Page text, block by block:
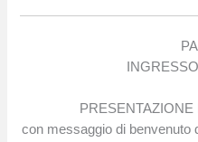
con messaggio di benvenuto